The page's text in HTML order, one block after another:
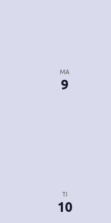
MA
9
TI
10